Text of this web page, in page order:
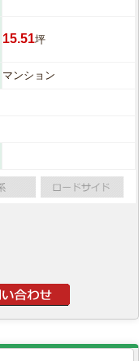
15.51坪
マンション